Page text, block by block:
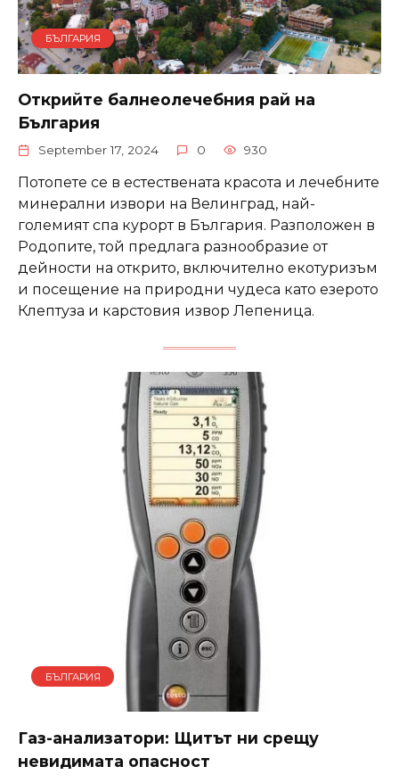
БЪЛГАРИЯ
Открийте балнеолечебния рай на
България
September 17, 2024 0 930
Потопете се в естествената красота и лечебните
минерални извори на Велинград, най-
големият спа курорт в България. Разположен в
Родопите, той предлага разнообразие от
дейности на открито, включително екотуризъм
и посещение на природни чудеса като езерото
Клептуза и карстовия извор Лепеница.
БЪЛГАРИЯ
Газ-анализатори: Щитът ни срещу
невидимата опасност